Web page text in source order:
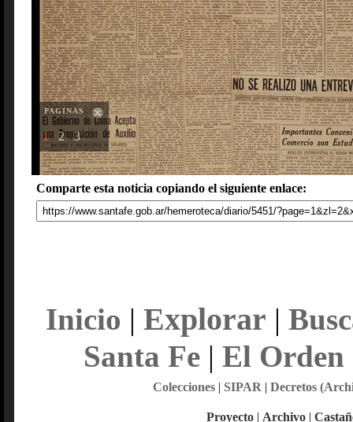
PAGINAS
1 2 3
Comparte esta noticia copiando el siguiente enlace:
Inicio | Explorar |
Santa Fe| El Orden
Colecciones| SIPAR | Decretos
Proyecto | Archivo |